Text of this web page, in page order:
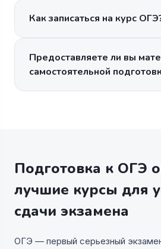
Как записаться на курс
Предоставляете ли вы
самостоятельной
Подготовка к ОГЭ
лучшие курсы для
сдачи экзамена
ОГЭ — первый серьезный